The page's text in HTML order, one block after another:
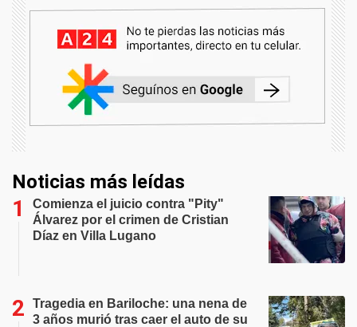
Noticias más leídas
Comienza el juicio contra "Pity"
Álvarez por el crimen de Cristian
Díaz en Villa Lugano
Tragedia en Bariloche: una nena de
3 años murió tras caer el auto de su